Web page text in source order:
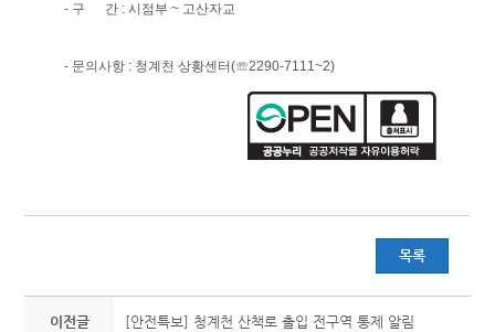
- 구 간 : 시점부 ~ 고산자교
- 문의사항 : 청계천 상황센터(☏2290-7111~2)
목록
이전글 [안전특보] 청계천 산책로 출입 전구역 통제 알림